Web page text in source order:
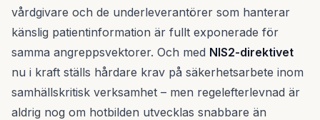
vårdgivare och de underleverantörer som hanterar
känslig patientinformation är fullt exponerade för
samma angreppsvektorer. Och med NIS2-direktivet
nu i kraft ställs hårdare krav på säkerhetsarbete inom
samhällskritisk verksamhet – men regelefterlevnad är
aldrig nog om hotbilden utvecklas snabbare än